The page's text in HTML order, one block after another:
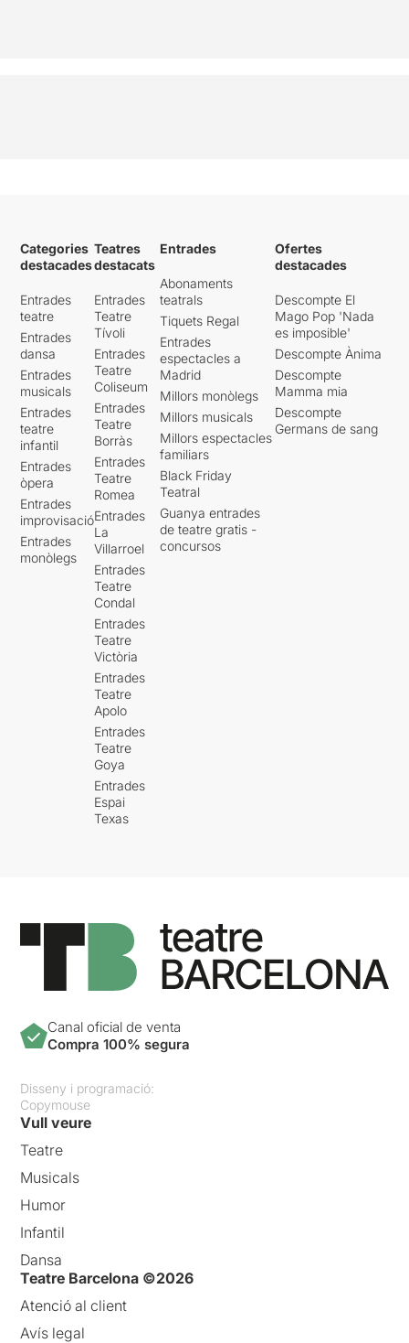
Categories
destacades
Entrades
teatre
Entrades
dansa
Entrades
musicals
Entrades
teatre
infantil
Entrades
òpera
Entrades
improvisació
Entrades
monòlegs
Teatres
destacats
Entrades
Teatre
Tívoli
Entrades
Teatre
Coliseum
Entrades
Teatre
Borràs
Entrades
Teatre
Romea
Entrades
La
Villarroel
Entrades
Teatre
Condal
Entrades
Teatre
Victòria
Entrades
Teatre
Apolo
Entrades
Teatre
Goya
Entrades
Espai
Texas
Entrades
Abonaments
teatrals
Tiquets Regal
Entrades
espectacles a
Madrid
Millors monòlegs
Millors musicals
Millors espectacles
familiars
Black Friday
Teatral
Guanya entrades
de teatre gratis -
concursos
Ofertes
destacades
Descompte El
Mago Pop 'Nada
es imposible'
Descompte Ànima
Descompte
Mamma mia
Descompte
Germans de sang
Canal oficial de venta
Compra 100% segura
Disseny i programació:
Copymouse
Vull veure
Teatre
Musicals
Humor
Infantil
Dansa
Teatre Barcelona ©2026
Atenció al client
Avís legal